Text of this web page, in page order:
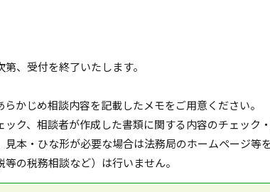
受付を終了いたします。
かじめ相談内容を記載したメモをご用意ください。
ク、相談者が作成した書類に関する内容のチェック
本・ひな形が必要な場合は法務局のホームページ等
の税務相談など）は行いません。